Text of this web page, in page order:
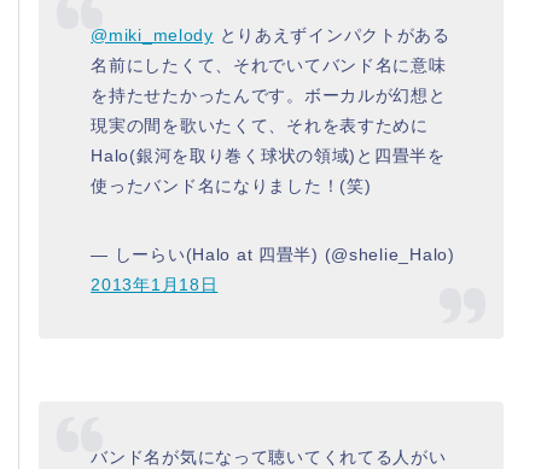
@miki_melody とりあえずインパクトがある
名前にしたくて、それでいてバンド名に意味
を持たせたかったんです。ボーカルが幻想と
現実の間を歌いたくて、それを表すために
Halo(銀河を取り巻く球状の領域)と四畳半を
使ったバンド名になりました！(笑)
— しーらい(Halo at 四畳半) (@shelie_Halo)
2013年1月18日
バンド名が気になって聴いてくれてる人がい